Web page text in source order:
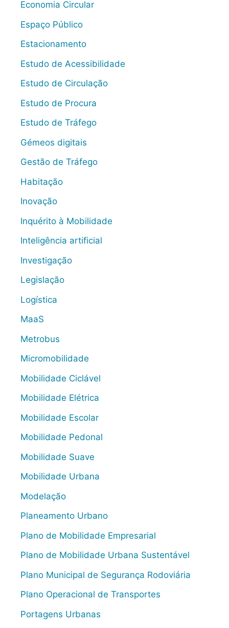
Economia Circular
Espaço Público
Estacionamento
Estudo de Acessibilidade
Estudo de Circulação
Estudo de Procura
Estudo de Tráfego
Gémeos digitais
Gestão de Tráfego
Habitação
Inovação
Inquérito à Mobilidade
Inteligência artificial
Investigação
Legislação
Logística
MaaS
Metrobus
Micromobilidade
Mobilidade Ciclável
Mobilidade Elétrica
Mobilidade Escolar
Mobilidade Pedonal
Mobilidade Suave
Mobilidade Urbana
Modelação
Planeamento Urbano
Plano de Mobilidade Empresarial
Plano de Mobilidade Urbana Sustentável
Plano Municipal de Segurança Rodoviária
Plano Operacional de Transportes
Portagens Urbanas